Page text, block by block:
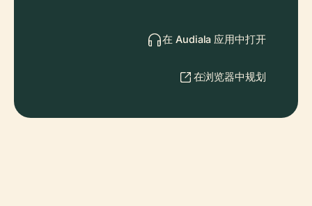
在 Audiala 应用中打开
在浏览器中规划